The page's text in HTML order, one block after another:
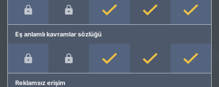
Eş anlamlı kavramlar sözlüğü
Reklamsız erişim